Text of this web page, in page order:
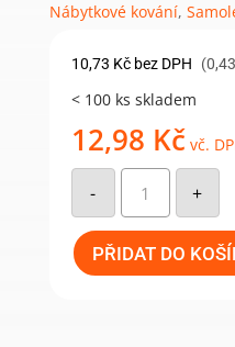
Nábytkové kování,
10,73 Kč bez DPH
< 100 ks skladem
12,98 Kč vč.
-
Samolepicí
krytka
14mm
(25ks/arch)
-
114
množství
+
PŘIDAT DO